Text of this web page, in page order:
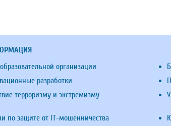
организации
разработки
терроризму и экстремизму
по защите от IT-мошенничества